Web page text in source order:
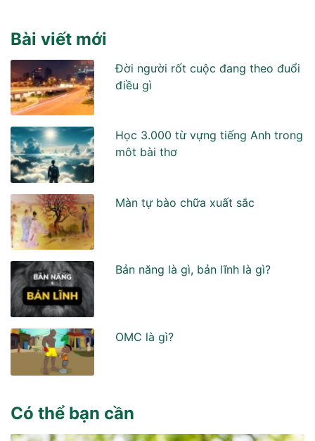
Bài viết mới
Đời người rốt cuộc đang theo đuổi
điều gì
Học 3.000 từ vựng tiếng Anh trong
môt bài thơ
Màn tự bào chữa xuất sắc
Bản năng là gì, bản lĩnh là gì?
OMC là gì?
Có thể bạn cần